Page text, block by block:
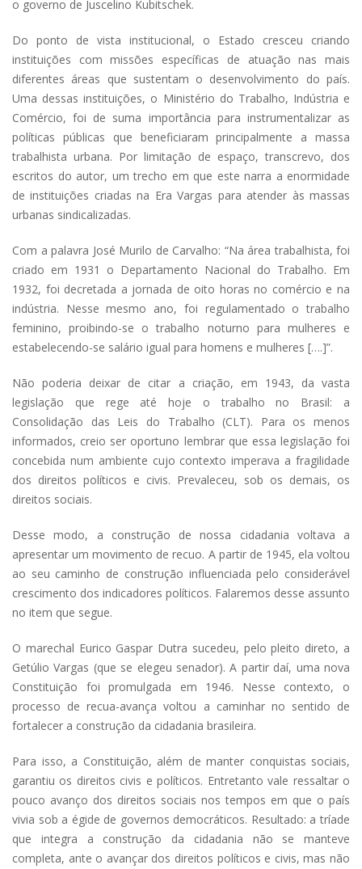
o governo de Juscelino Kubitschek.
Do ponto de vista institucional, o Estado cresceu criando
instituições com missões específicas de atuação nas mais
diferentes áreas que sustentam o desenvolvimento do país.
Uma dessas instituições, o Ministério do Trabalho, Indústria e
Comércio, foi de suma importância para instrumentalizar as
políticas públicas que beneficiaram principalmente a massa
trabalhista urbana. Por limitação de espaço, transcrevo, dos
escritos do autor, um trecho em que este narra a enormidade
de instituições criadas na Era Vargas para atender às massas
urbanas sindicalizadas.
Com a palavra José Murilo de Carvalho: “Na área trabalhista, foi
criado em 1931 o Departamento Nacional do Trabalho. Em
1932, foi decretada a jornada de oito horas no comércio e na
indústria. Nesse mesmo ano, foi regulamentado o trabalho
feminino, proibindo-se o trabalho noturno para mulheres e
estabelecendo-se salário igual para homens e mulheres [….]”.
Não poderia deixar de citar a criação, em 1943, da vasta
legislação que rege até hoje o trabalho no Brasil: a
Consolidação das Leis do Trabalho (CLT). Para os menos
informados, creio ser oportuno lembrar que essa legislação foi
concebida num ambiente cujo contexto imperava a fragilidade
dos direitos políticos e civis. Prevaleceu, sob os demais, os
direitos sociais.
Desse modo, a construção de nossa cidadania voltava a
apresentar um movimento de recuo. A partir de 1945, ela voltou
ao seu caminho de construção influenciada pelo considerável
crescimento dos indicadores políticos. Falaremos desse assunto
no item que segue.
O marechal Eurico Gaspar Dutra sucedeu, pelo pleito direto, a
Getúlio Vargas (que se elegeu senador). A partir daí, uma nova
Constituição foi promulgada em 1946. Nesse contexto, o
processo de recua-avança voltou a caminhar no sentido de
fortalecer a construção da cidadania brasileira.
Para isso, a Constituição, além de manter conquistas sociais,
garantiu os direitos civis e políticos. Entretanto vale ressaltar o
pouco avanço dos direitos sociais nos tempos em que o país
vivia sob a égide de governos democráticos. Resultado: a tríade
que integra a construção da cidadania não se manteve
completa, ante o avançar dos direitos políticos e civis, mas não